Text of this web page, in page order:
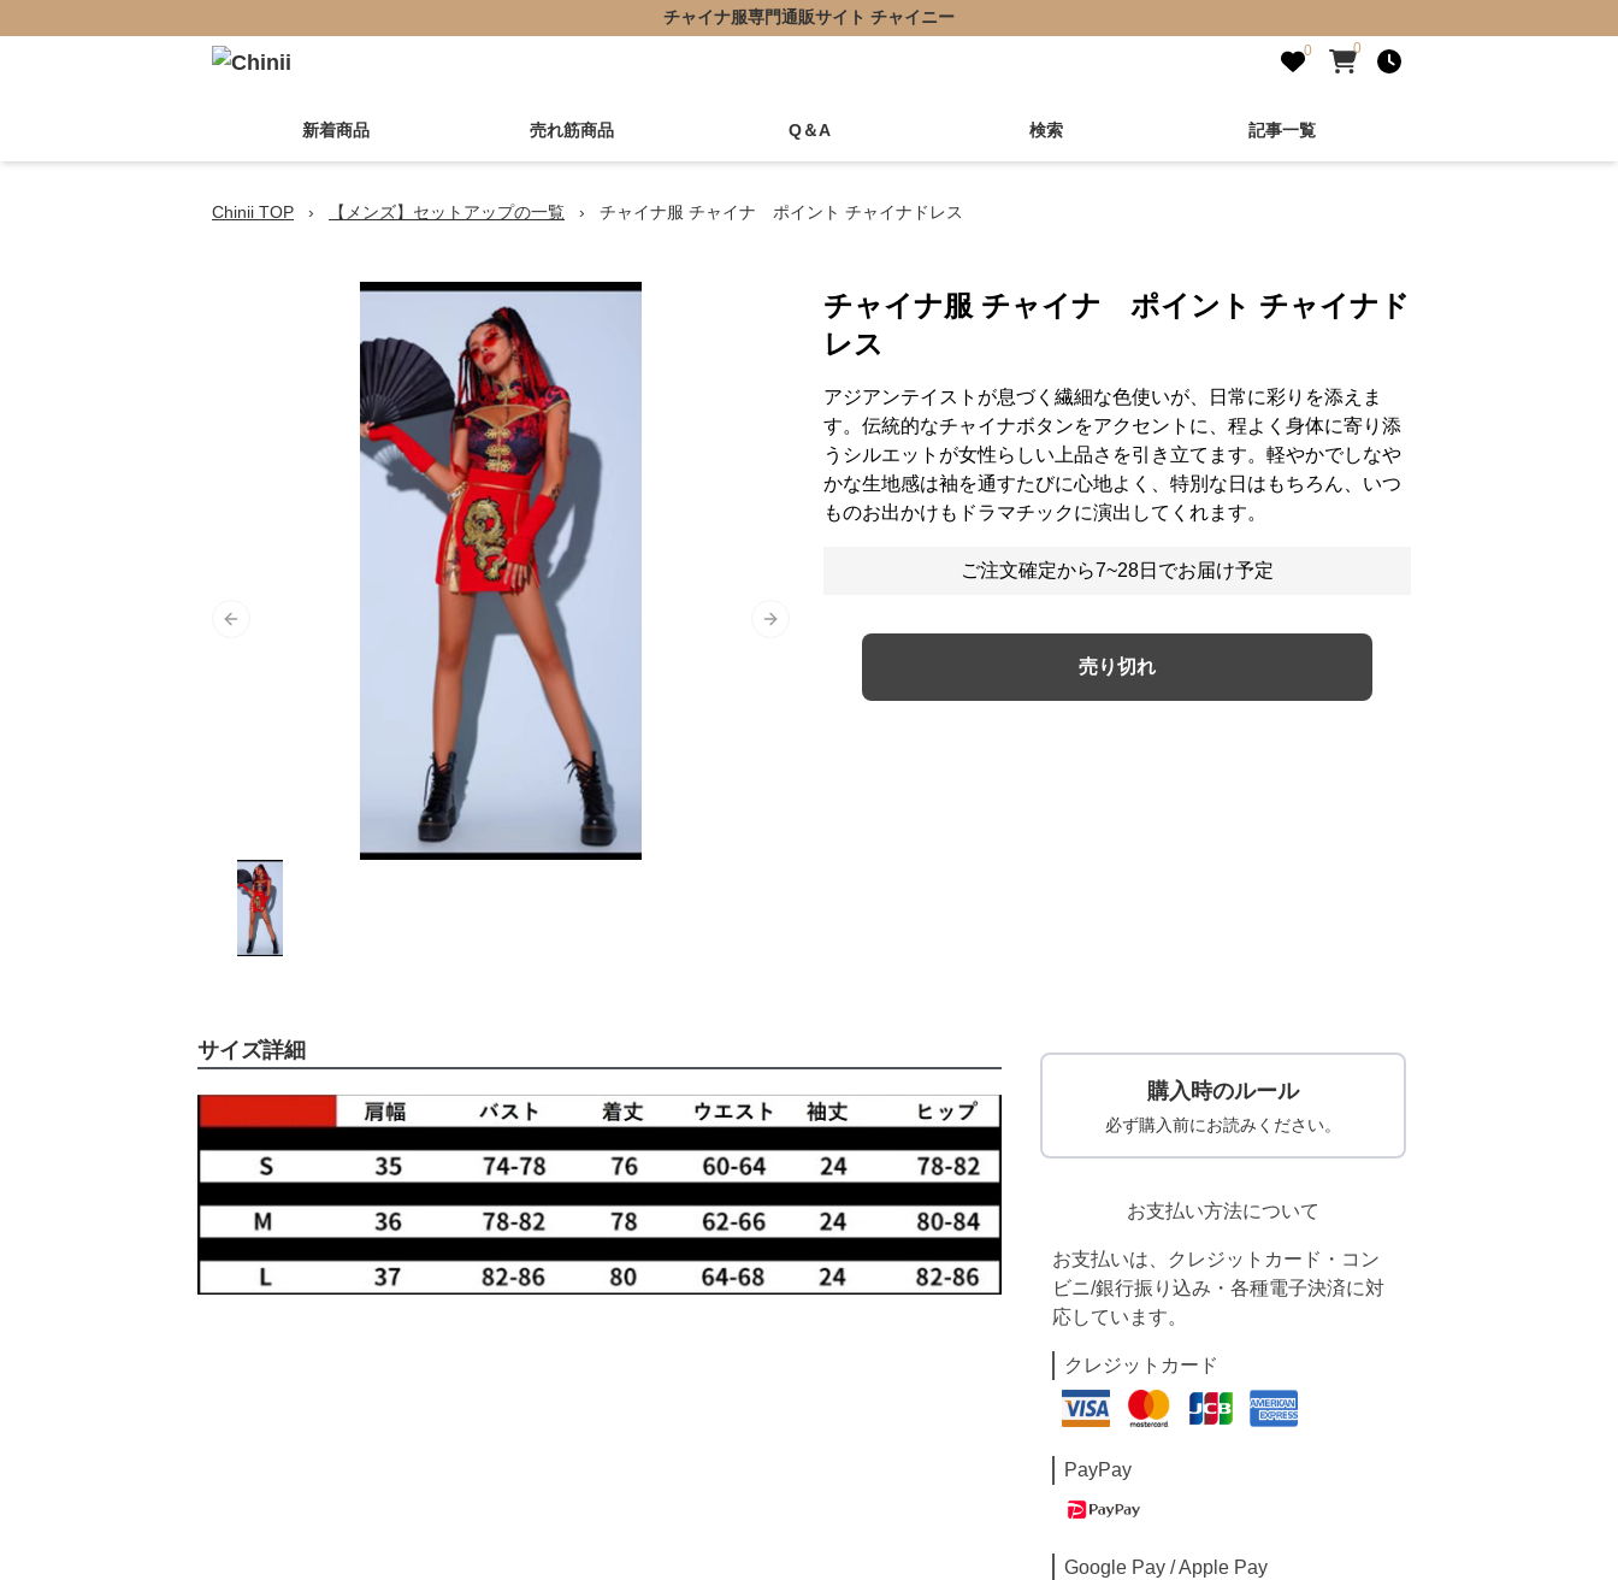
チャイナ服専門通販サイト チャイニー
0 0
新着商品 売れ筋商品 Q＆A 検索 記事一覧
Chinii TOP › 【メンズ】セットアップの一覧 › チャイナ服 チャイナ ポイント チャイナドレス
Previous slide Next slide
チャイナ服 チャイナ ポイント チャイナド
レス
アジアンテイストが息づく繊細な色使いが、日常に彩りを添えま
す。伝統的なチャイナボタンをアクセントに、程よく身体に寄り添
うシルエットが女性らしい上品さを引き立てます。軽やかでしなや
かな生地感は袖を通すたびに心地よく、特別な日はもちろん、いつ
ものお出かけもドラマチックに演出してくれます。
ご注文確定から7~28日でお届け予定
売り切れ
サイズ詳細
購入時のルール
必ず購入前にお読みください。
お支払い方法について
お支払いは、クレジットカード・コン
ビニ/銀行振り込み・各種電子決済に対
応しています。
クレジットカード
PayPay
Google Pay / Apple Pay